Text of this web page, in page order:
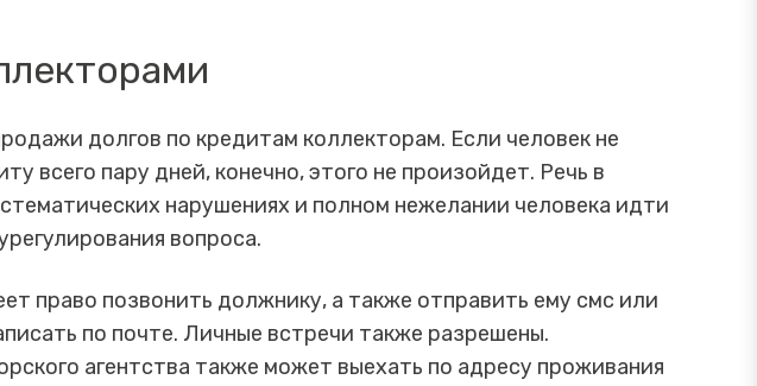
долгов по кредитам коллекторам. Если человек не
всего пару дней, конечно, этого не произойдет. Речь в
нарушениях и полном нежелании человека идти
вопроса.
право позвонить должнику, а также отправить ему смс или
по почте. Личные встречи также разрешены.
агентства также может выехать по адресу проживания